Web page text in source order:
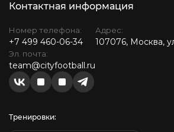
Контактная информация
Номер телефона:
+7 499 460-06-34
Эл. почта:
team@cityfootball.ru
Адрес:
107076, Москва,
Тренировки: